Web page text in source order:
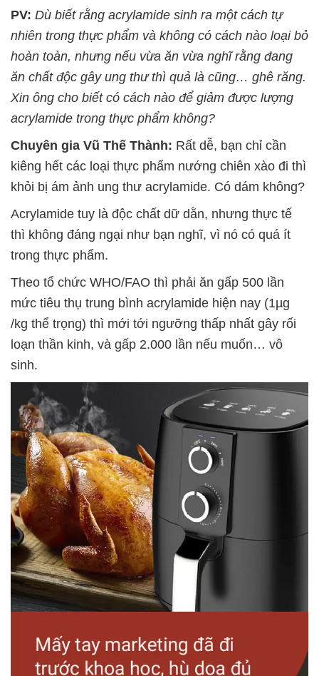
PV: Dù biết rằng acrylamide sinh ra một cách tự
nhiên trong thực phẩm và không có cách nào loại bỏ
hoàn toàn, nhưng nếu vừa ăn vừa nghĩ rằng đang
ăn chất độc gây ung thư thì quả là cũng… ghê răng.
Xin ông cho biết có cách nào để giảm được lượng
acrylamide trong thực phẩm không?
Chuyên gia Vũ Thế Thành: Rất dễ, bạn chỉ cần
kiêng hết các loại thực phẩm nướng chiên xào đi thì
khỏi bị ám ảnh ung thư acrylamide. Có dám không?
Acrylamide tuy là độc chất dữ dằn, nhưng thực tế
thì không đáng ngại như bạn nghĩ, vì nó có quá ít
trong thực phẩm.
Theo tổ chức WHO/FAO thì phải ăn gấp 500 lần
mức tiêu thụ trung bình acrylamide hiện nay (1µg
/kg thể trọng) thì mới tới ngưỡng thấp nhất gây rối
loạn thần kinh, và gấp 2.000 lần nếu muốn… vô
sinh.